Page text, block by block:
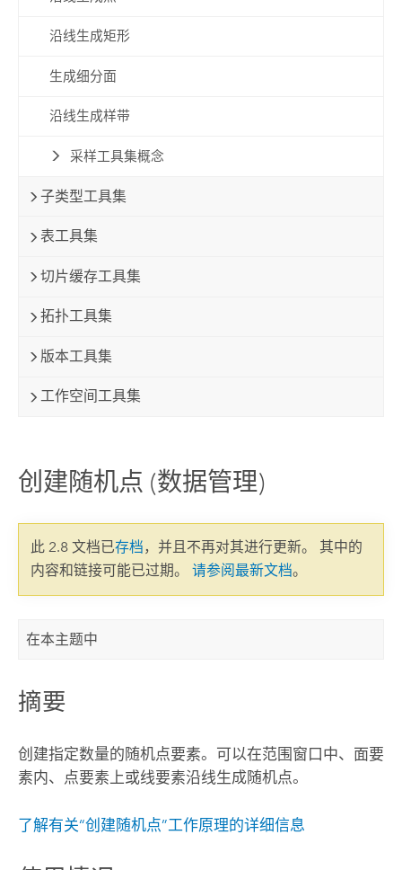
沿线生成矩形
生成细分面
沿线生成样带
采样工具集概念
子类型工具集
表工具集
切片缓存工具集
拓扑工具集
版本工具集
工作空间工具集
创建随机点 (数据管理)
此 2.8 文档已存档，并且不再对其进行更新。 其中的
内容和链接可能已过期。 请参阅最新文档。
在本主题中
摘要
创建指定数量的随机点要素。可以在范围窗口中、面要
素内、点要素上或线要素沿线生成随机点。
了解有关“创建随机点”工作原理的详细信息